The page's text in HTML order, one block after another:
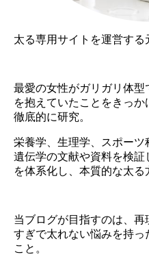
太る専用サイトを運営する
最愛の女性がガリガリ体
を抱えていたことをきっ
徹底的に研究。
栄養学、生理学、スポーツ
遺伝学の文献や資料を検
を体系化し、本質的な太る
当ブログが目指すのは、
すぎで太れない悩みを持
こと。